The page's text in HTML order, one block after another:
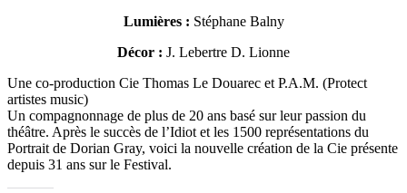
Lumières : Stéphane Balny
Décor : J. Lebertre D. Lionne
Une co-production Cie Thomas Le Douarec et P.A.M. (Protect
artistes music)
Un compagnonnage de plus de 20 ans basé sur leur passion du
théâtre. Après le succès de l’Idiot et les 1500 représentations du
Portrait de Dorian Gray, voici la nouvelle création de la Cie présente
depuis 31 ans sur le Festival.